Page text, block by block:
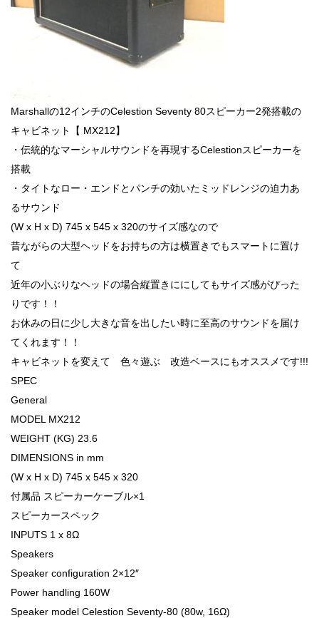
Marshallの12インチのCelestion Seventy 80スピーカー2発搭載の
キャビネット【 MX212】
・伝統的なマーシャルサウンドを再現するCelestionスピーカーを
搭載
・タイトなロー・エンドとパンチの効いたミッドレンジの迫力あ
るサウンド
(W x H x D) 745 x 545 x 320のサイズ感なので
昔ながらの大型ヘッドをお持ちの方は横置きでもスマートに置け
て
近年の小ぶりなヘッドの場合縦置きににしてもサイズ感がぴった
りです！！
お休みの日に少し大きな音を出したい時に至高のサウンドを届け
てくれます！！
キャビネットを変えて 色々遊ぶ 改造ベースにもオススメです!!!
SPEC
General
MODEL MX212
WEIGHT (KG) 23.6
DIMENSIONS in mm
(W x H x D) 745 x 545 x 320
付属品 スピーカーケーブル×1
スピーカースペック
INPUTS 1 x 8Ω
Speakers
Speaker configuration 2×12″
Power handling 160W
Speaker model Celestion Seventy-80 (80w, 16Ω)